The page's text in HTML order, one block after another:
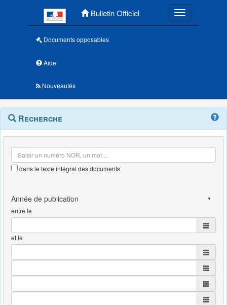
Bulletin Officiel Toggle
Documents opposables
Aide
Nouveautés
Navigation
outils
Menu
contextuel
Recherche
dans le texte intégral des documents
entre le
et le